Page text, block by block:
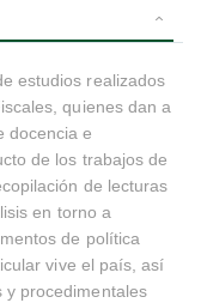
estudios realizados
quienes dan a
docencia e
de los trabajos de
de lecturas
en torno a
de política
vive el país, así
y procedimentales